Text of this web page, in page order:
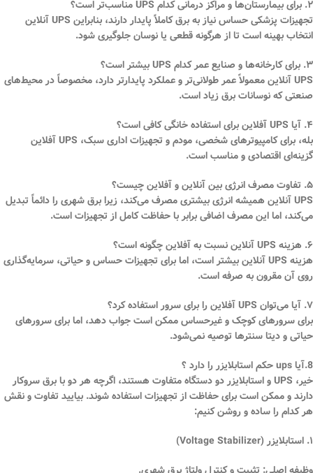
۲. برای بیمارستان‌ها و مراکز درمانی کدام UPS مناسب‌تر است؟
تجهیزات پزشکی حساس نیاز به برق کاملاً پایدار دارند، بنابراین UPS آنلاین
انتخاب بهینه است تا از هرگونه قطعی یا نوسان جلوگیری شود.
۳. برای کارخانه‌ها و صنایع عمر کدام UPS بیشتر است؟
UPS آنلاین معمولاً عمر طولانی‌تر و عملکرد پایدارتر دارد، مخصوصاً در محیط‌های
صنعتی که نوسانات برق زیاد است.
۴. آیا UPS آفلاین برای استفاده خانگی کافی است؟
بله، برای کامپیوترهای شخصی، مودم و تجهیزات اداری سبک، UPS آفلاین
گزینه‌ای اقتصادی و مناسب است.
۵. تفاوت مصرف انرژی بین آنلاین و آفلاین چیست؟
UPS آنلاین همیشه انرژی بیشتری مصرف می‌کند، زیرا برق شهری را دائماً تبدیل
می‌کند، اما این مصرف اضافی برابر با حفاظت کامل از تجهیزات است.
۶. هزینه UPS آنلاین نسبت به آفلاین چگونه است؟
هزینه UPS آنلاین بیشتر است، اما برای تجهیزات حساس و حیاتی، سرمایه‌گذاری
روی آن مقرون به صرفه است.
۷. آیا می‌توان UPS آفلاین را برای سرور استفاده کرد؟
برای سرورهای کوچک و غیرحساس ممکن است جواب دهد، اما برای سرورهای
حیاتی و دیتا سنترها توصیه نمی‌شود.
8.آیا ups حکم استابلایزر را دارد ؟
خیر، UPS و استابلایزر دو دستگاه متفاوت هستند
، اگرچه هر دو با برق سروکار
دارند و ممکن است برای حفاظت از تجهیزات استفاده شوند. بیایید تفاوت و نقش
هر کدام را ساده و روشن کنیم:
۱. استابلایزر (Voltage Stabilizer)
وظیفه اصلی: تثبیت و کنترلولتاژ برق شهری.